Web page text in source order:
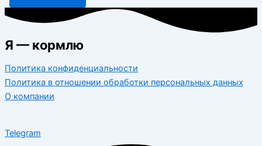
Я — кормлю
Политика конфиденциальности
Политика в отношении обработки персональных данных
О компании
Telegram